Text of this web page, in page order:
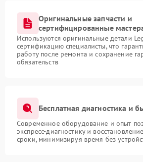
Оригинальные запчасти и
сертифицированные
Используются оригинальные детали
сертификацию специалисты, что
работу после ремонта и сохранение
обязательств
Бесплатная диагностика и
Современное оборудование и опыт
экспресс-диагностику и
сроки, минимизируя время без